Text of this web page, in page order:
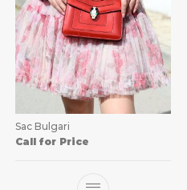
Sac Bulgari
Call for Price